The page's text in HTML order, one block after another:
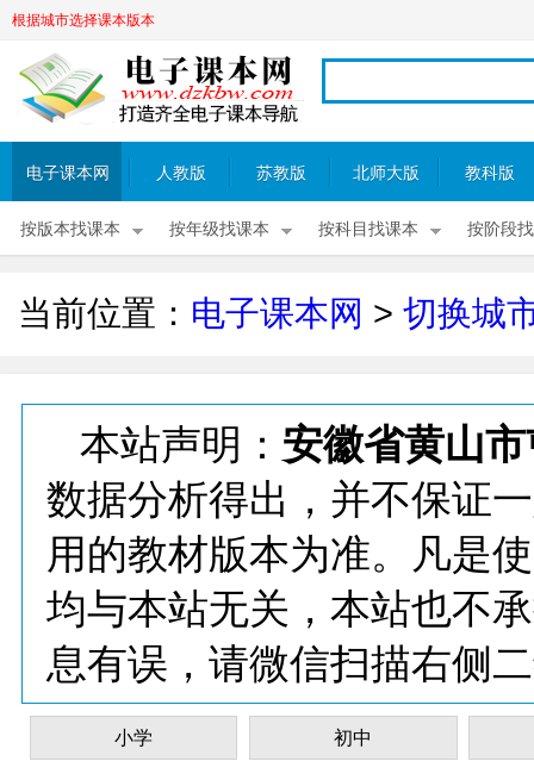
根据城市选择课本版本
电子课本网 人教版 苏教版 北师大版 教科版
按版本找课本 按年级找课本 按科目找课本 按阶段
当前位置： 电子课本网 > 切换城
本站声明： 安徽省黄山
数据分析得出，并不保证
用的教材版本为准。凡是
均与本站无关，本站也不
息有误，请微信扫描右侧
小学 初中